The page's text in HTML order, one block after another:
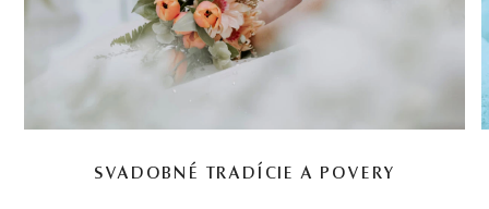
SVADOBNÉ TRADÍCIE A POVERY